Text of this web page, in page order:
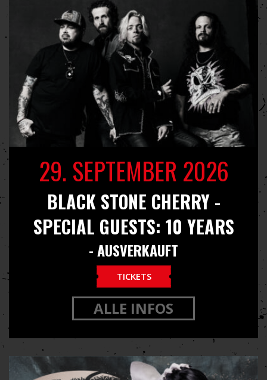
29. SEPTEMBER 2026
BLACK STONE CHERRY -
SPECIAL GUESTS: 10 YEARS
- AUSVERKAUFT
TICKETS
ALLE INFOS